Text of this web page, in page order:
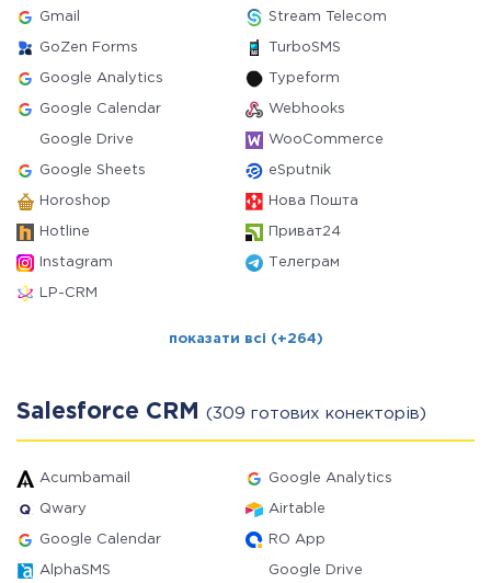
Gmail Stream Telecom
GoZen Forms TurboSMS
Google Analytics Typeform
Google Calendar Webhooks
Google Drive WooCommerce
Google Sheets eSputnik
Horoshop Нова Пошта
Hotline Приват24
Instagram Телеграм
LP-CRM
показати всі (+264)
Salesforce CRM (309 готових конекторів)
Acumbamail Google Analytics
Qwary Airtable
Google Calendar RO App
AlphaSMS Google Drive